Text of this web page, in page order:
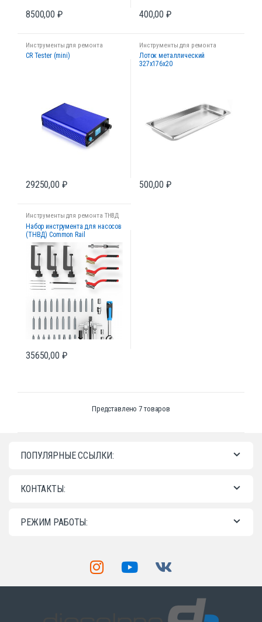
8500,00 ₽ 400,00₽
Инструменты для ремонта
форсунок
CR Tester (mini)
29250,00 ₽
Инструменты для ремонта
форсунок
Лоток металлический
327x176x20
500,00₽
Инструменты для ремонта ТНВД
Набор инструмента для насосов
(ТНВД) Common Rail
35650,00 ₽
Представлено 7 товаров
ПОПУЛЯРНЫЕ ССЫЛКИ:
КОНТАКТЫ:
РЕЖИМ РАБОТЫ: